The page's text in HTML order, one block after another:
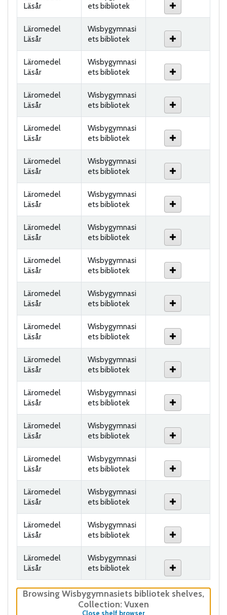
Läsår
ets bibliotek
Läromedel
Läsår
Wisbygymnasi
ets bibliotek
Läromedel
Läsår
Wisbygymnasi
ets bibliotek
Läromedel
Läsår
Wisbygymnasi
ets bibliotek
Läromedel
Läsår
Wisbygymnasi
ets bibliotek
Läromedel
Läsår
Wisbygymnasi
ets bibliotek
Läromedel
Läsår
Wisbygymnasi
ets bibliotek
Läromedel
Läsår
Wisbygymnasi
ets bibliotek
Läromedel
Läsår
Wisbygymnasi
ets bibliotek
Läromedel
Läsår
Wisbygymnasi
ets bibliotek
Läromedel
Läsår
Wisbygymnasi
ets bibliotek
Läromedel
Läsår
Wisbygymnasi
ets bibliotek
Läromedel
Läsår
Wisbygymnasi
ets bibliotek
Läromedel
Läsår
Wisbygymnasi
ets bibliotek
Läromedel
Läsår
Wisbygymnasi
ets bibliotek
Läromedel
Läsår
Wisbygymnasi
ets bibliotek
Läromedel
Läsår
Wisbygymnasi
ets bibliotek
Läromedel
Läsår
Wisbygymnasi
ets bibliotek
Browsing Wisbygymnasiets bibliotek shelves,
Collection: Vuxen
Close shelf browser(Hides shelf browser)